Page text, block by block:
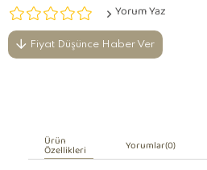
Yorum Yaz
Fiyat Düşünce Haber Ver
Ürün
Özellikleri Yorumlar(0)